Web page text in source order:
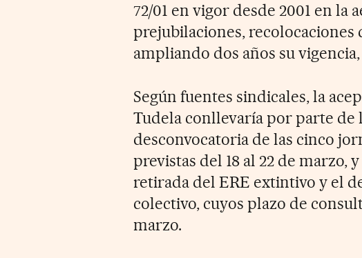
72/01 en vigor desde 2001 en la
prejubilaciones, recolocaciones
ampliando dos años su vigencia,
Según fuentes sindicales, la
Tudela conllevaría por parte de
desconvocatoria de las cinco
previstas del 18 al 22 de marzo,
retirada del ERE extintivo y el
colectivo, cuyos plazo de
marzo.